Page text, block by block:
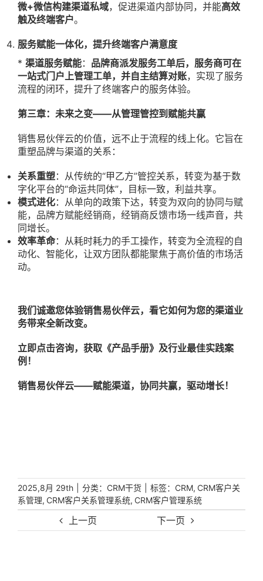
上一页 下一页
微+微信构建渠道私域，促进渠道内部协同，并能高效
触及终端客户。
服务赋能一体化，提升终端客户满意度
* 渠道服务赋能： 品牌商派发服务工单后，服务商可在
一站式门户上管理工单，并自主结算对账，实现了服务
流程的闭环，提升了终端客户的服务体验。
第三章：未来之变——从管理管控到赋能共赢
销售易伙伴云的价值，远不止于流程的线上化。它旨在
重塑品牌与渠道的关系：
关系重塑：从传统的“甲乙方”管控关系，转变为基于数
字化平台的“命运共同体”，目标一致，利益共享。
模式进化：从单向的政策下达，转变为双向的协同与赋
能，品牌方赋能经销商，经销商反馈市场一线声音，共
同增长。
效率革命：从耗时耗力的手工操作，转变为全流程的自
动化、智能化，让双方团队都能聚焦于高价值的市场活
动。
我们诚邀您体验销售易伙伴云，看它如何为您的渠道业
务带来全新改变。
立即点击咨询，获取《产品手册》及行业最佳实践案
例！
销售易伙伴云——赋能渠道，协同共赢，驱动增长！
2025,8月 29th 分类： CRM干货 标签： CRM, CRM客户关
系管理, CRM客户关系管理系统, CRM客户管理系统